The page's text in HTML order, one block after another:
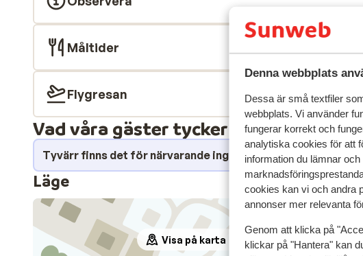
Denna webbplats
Dessa är små textfiler
webbplats. Vi använder
fungerar korrekt och
analytiska cookies för att
information du lämnar
cookies kan vi och andra
annonser mer relevanta
Genom att klicka på
klickar på "Hantera" kan
Måltider
Flygresan
Vad våra gäster tycker
Tyvärr finns det för närvarande inga omdömen för detta
Läge
Visa på karta